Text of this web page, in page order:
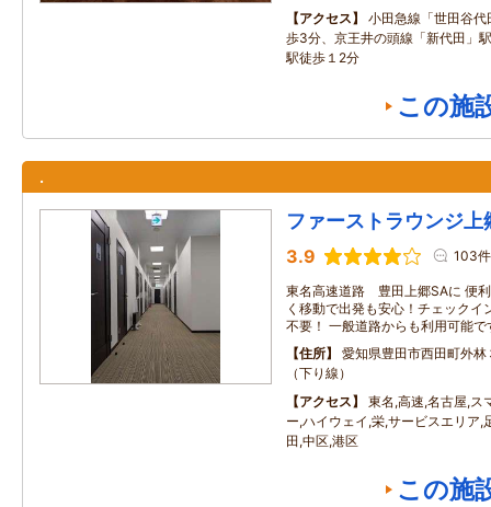
アクセス
小田急線「世田谷
歩3分、京王井の頭線「新代田」
駅徒歩１2分
この施
.
ファーストラウンジ上
3.9 103件
東名高速道路 豊田上郷SAに 便
く移動で出発も安心！チェックイ
不要！ 一般道路からも利用可能で
住所
愛知県豊田市西田町外
（下り線）
アクセス
東名,高速,名古屋,ス
ー,ハイウェイ,栄,サービスエリア,
田,中区,港区
この施